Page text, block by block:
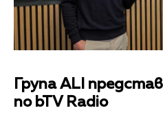
Група ALI
по bTV Radio